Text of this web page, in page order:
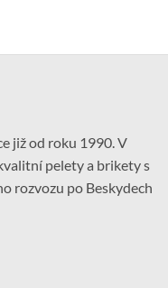
již od roku 1990. V
pelety a brikety s
rozvozu po Beskydech